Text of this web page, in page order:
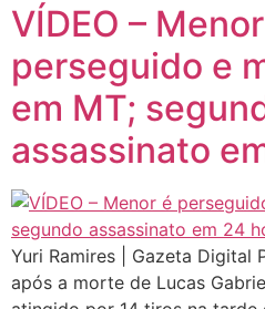
VÍDEO –
perseguido e
em MT;
assassinato
Yuri Ramires | Gazeta Digital
após a morte de Lucas